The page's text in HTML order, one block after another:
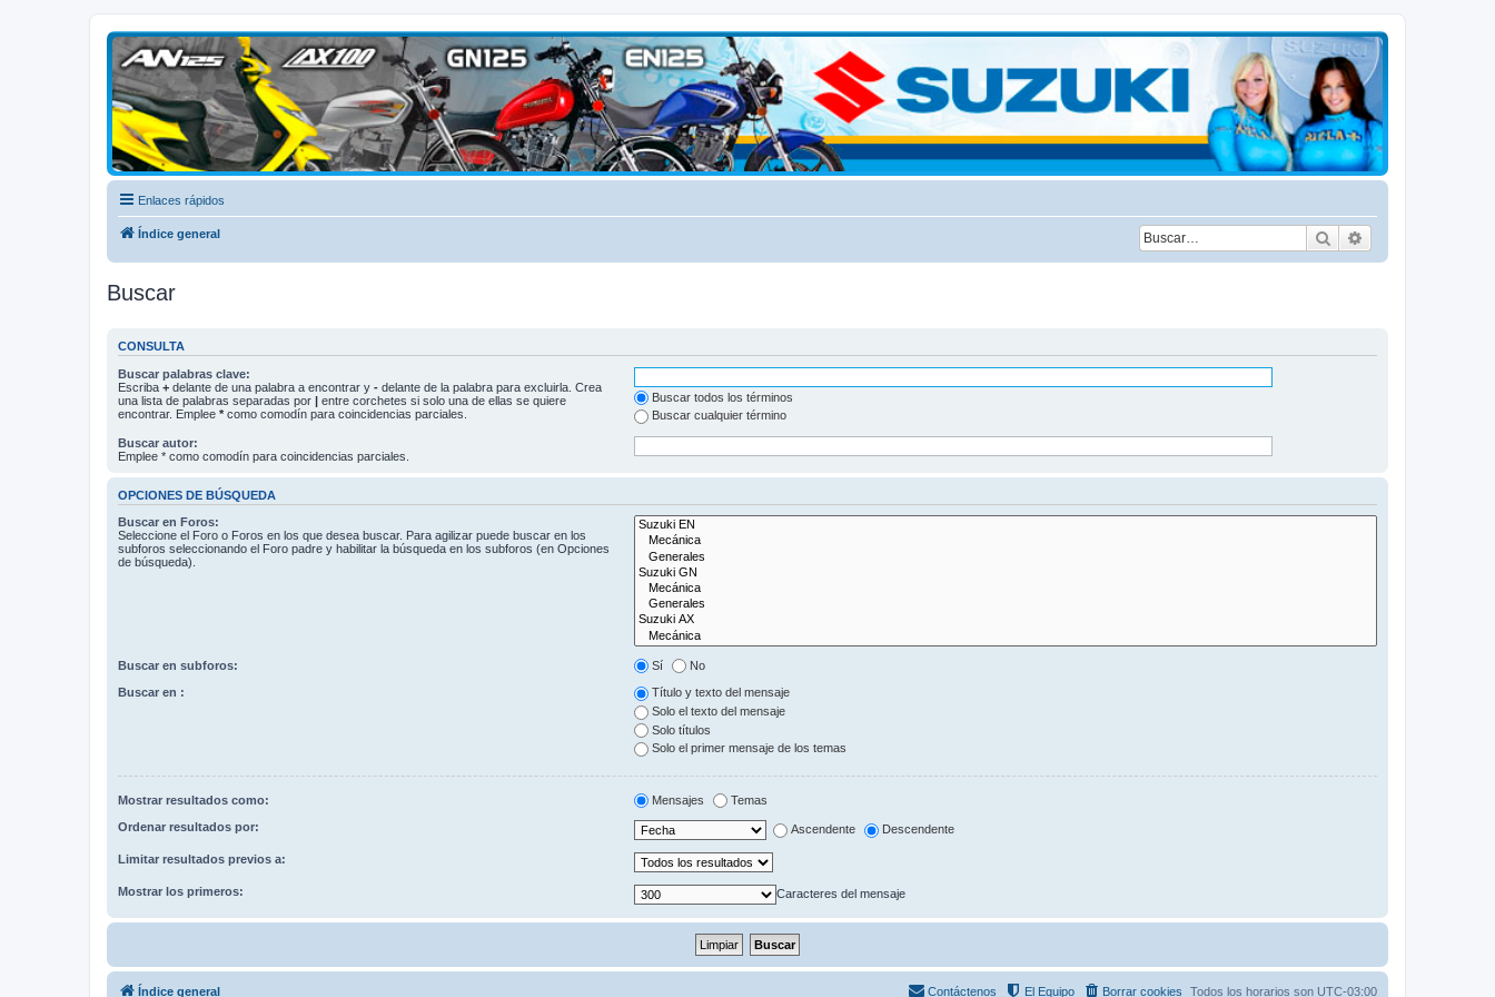
Club Suzuki
Enlaces rápidos
Índice general Buscar
Buscar
CONSULTA
Buscar palabras clave:
Escriba + delante de una palabra a encontrar y - delante de la palabra para excluirla. Crea
una lista de palabras separadas por | entre corchetes si solo una de ellas se quiere
encontrar. Emplee * como comodín para coincidencias parciales.
Buscar todos los términos
Buscar cualquier término
Buscar autor:
Emplee * como comodín para coincidencias parciales.
OPCIONES DE BÚSQUEDA
Buscar en Foros:
Seleccione el Foro o Foros en los que desea buscar. Para agilizar puede buscar en los
subforos seleccionando el Foro padre y habilitar la búsqueda en los subforos (en Opciones
de búsqueda).
Buscar en subforos: Sí No
Buscar en :
Título y texto del mensaje
Solo el texto del mensaje
Solo títulos
Solo el primer mensaje de los temas
Mostrar resultados como: Mensajes Temas
Ordenar resultados por: Ascendente Descendente
Limitar resultados previos a:
Mostrar los primeros: Caracteres del mensaje
Índice general Todos los horarios son UTC-03:00
Borrar cookies
El Equipo
Contáctenos